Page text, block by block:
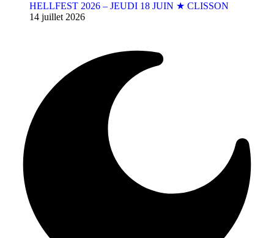
HELLFEST 2026 – JEUDI 18 JUIN ★ CLISSON
14 juillet 2026